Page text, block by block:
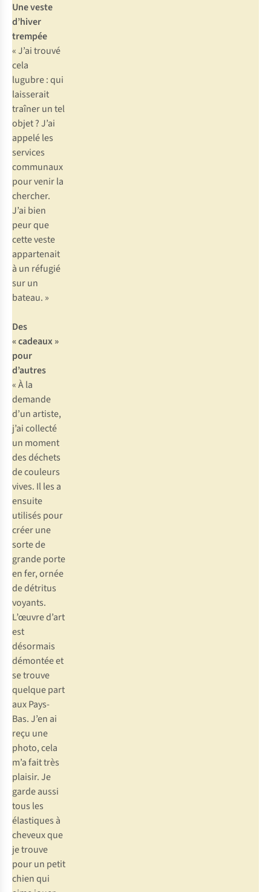
Une veste
d’hiver
trempée
« J’ai trouvé
cela
lugubre : qui
laisserait
traîner un tel
objet ? J’ai
appelé les
services
communaux
pour venir la
chercher.
J’ai bien
peur que
cette veste
appartenait
à un réfugié
sur un
bateau. »
Des
« cadeaux »
pour
d’autres
« À la
demande
d’un artiste,
j’ai collecté
un moment
des déchets
de couleurs
vives. Il les a
ensuite
utilisés pour
créer une
sorte de
grande porte
en fer, ornée
de détritus
voyants.
L’œuvre d’art
est
désormais
démontée et
se trouve
quelque part
aux Pays-
Bas. J’en ai
reçu une
photo, cela
m’a fait très
plaisir. Je
garde aussi
tous les
élastiques à
cheveux que
je trouve
pour un petit
chien qui